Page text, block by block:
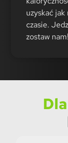
uzyskać
czasie.
zostaw nam!